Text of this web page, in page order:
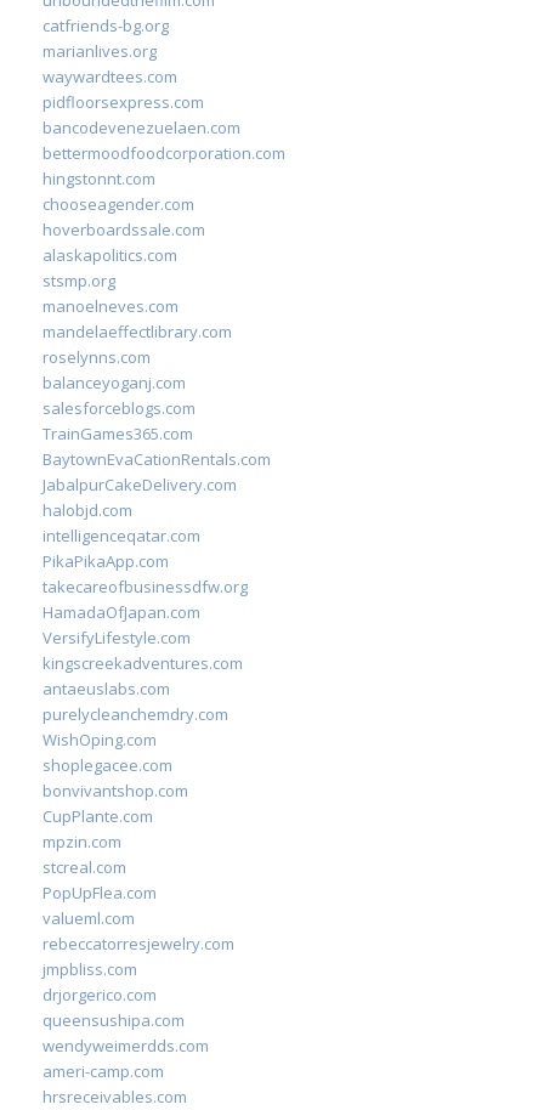
catfriends-bg.org
marianlives.org
waywardtees.com
pidfloorsexpress.com
bancodevenezuelaen.com
bettermoodfoodcorporation.com
hingstonnt.com
chooseagender.com
hoverboardssale.com
alaskapolitics.com
stsmp.org
manoelneves.com
mandelaeffectlibrary.com
roselynns.com
balanceyoganj.com
salesforceblogs.com
TrainGames365.com
BaytownEvaCationRentals.com
JabalpurCakeDelivery.com
halobjd.com
intelligenceqatar.com
PikaPikaApp.com
takecareofbusinessdfw.org
HamadaOfJapan.com
VersifyLifestyle.com
kingscreekadventures.com
antaeuslabs.com
purelycleanchemdry.com
WishOping.com
shoplegacee.com
bonvivantshop.com
CupPlante.com
mpzin.com
stcreal.com
PopUpFlea.com
valueml.com
rebeccatorresjewelry.com
jmpbliss.com
drjorgerico.com
queensushipa.com
wendyweimerdds.com
ameri-camp.com
hrsreceivables.com